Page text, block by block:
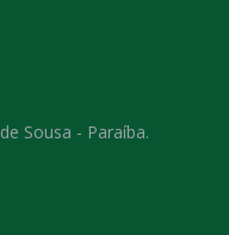
Sousa - Paraíba.